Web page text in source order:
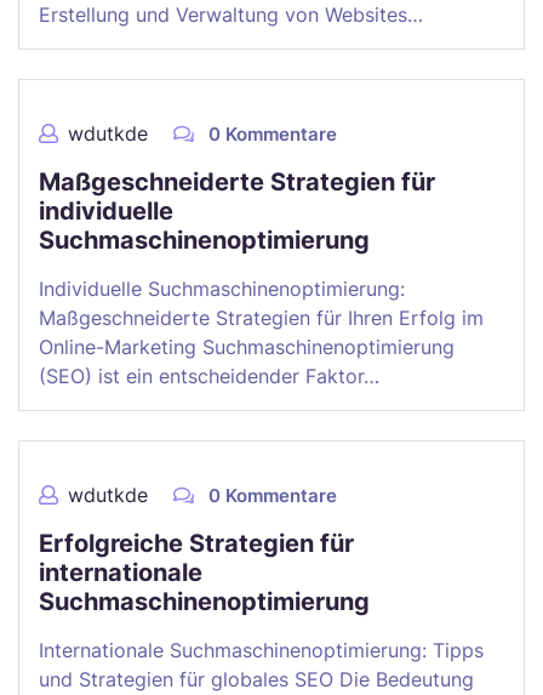
Erstellung und Verwaltung von Websites…
wdutkde 0 Kommentare
Maßgeschneiderte Strategien für
individuelle
Suchmaschinenoptimierung
Individuelle Suchmaschinenoptimierung:
Maßgeschneiderte Strategien für Ihren Erfolg im
Online-Marketing Suchmaschinenoptimierung
(SEO) ist ein entscheidender Faktor…
wdutkde 0 Kommentare
Erfolgreiche Strategien für
internationale
Suchmaschinenoptimierung
Internationale Suchmaschinenoptimierung: Tipps
und Strategien für globales SEO Die Bedeutung